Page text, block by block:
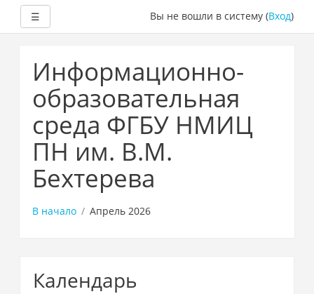
основному
содержанию
☰ Вы не вошли в систему (Вход)
Информационно-
образовательная
среда ФГБУ НМИЦ
ПН им. В.М.
Бехтерева
В начало Апрель 2026
Календарь